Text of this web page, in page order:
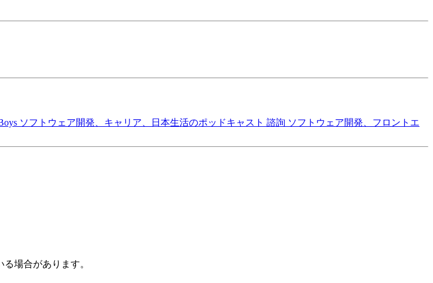
ソフトウェア開発、キャリア、日本生活のポッドキャスト 諮詢 ソフトウェア開発、フロントエ
場合があります。